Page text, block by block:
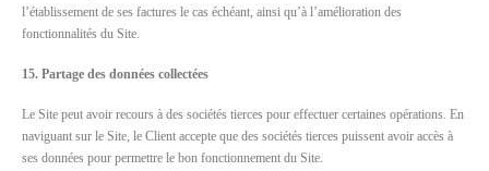
l’établissement de ses factures le cas échéant, ainsi qu’à l’amélioration des
fonctionnalités du Site.
15. Partage des données collectées
Le Site peut avoir recours à des sociétés tierces pour effectuer certaines opérations. En
naviguant sur le Site, le Client accepte que des sociétés tierces puissent avoir accès à
ses données pour permettre le bon fonctionnement du Site.